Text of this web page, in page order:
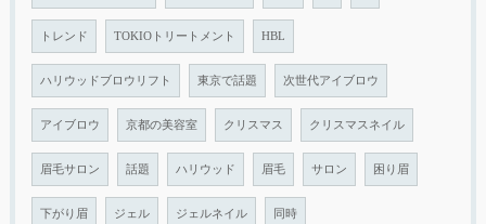
トレンド TOKIOトリートメント HBL
ハリウッドブロウリフト 東京で話題 次世代アイブロウ
アイブロウ 京都の美容室 クリスマス クリスマスネイル
眉毛サロン 話題 ハリウッド 眉毛 サロン 困り眉
下がり眉 ジェル ジェルネイル 同時